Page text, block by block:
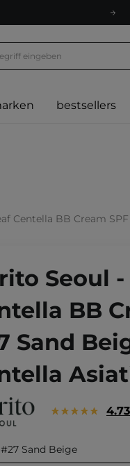
€
mehr Punkte
€
bestsellers
BB Cream SPF 30
Seoul
BB
Sand
4.73
#27 Sand Beige